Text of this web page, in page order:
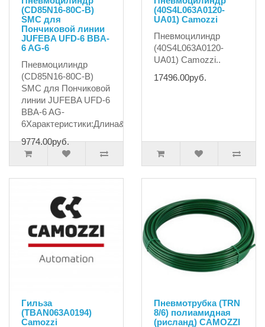
(CD85N16-80C-B)
SMC для
Пончиковой линии
JUFEBA UFD-6 BBA-
6 AG-6
Пневмоцилиндр
(CD85N16-80C-B)
SMC для Пончиковой
линии JUFEBA UFD-6
BBA-6 AG-
6Характеристики:Длина&n..
9774.00руб.
(40S4L063A0120-
UA01) Camozzi
Пневмоцилиндр
(40S4L063A0120-
UA01) Camozzi..
17496.00руб.
Гильза
(TBAN063A0194)
Camozzi
Пневмотрубка (TRN
8/6) полиамидная
(рисланд) CAMOZZI